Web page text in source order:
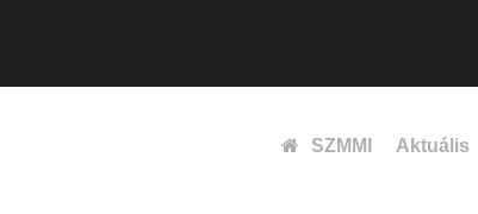
SZMMI Aktuális